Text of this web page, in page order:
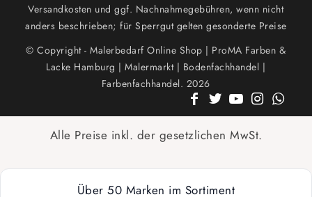
Versandkosten und ggf. Nachnahmegebühren, wenn nicht
anders beschrieben; für Sperrgut gelten gesonderte Preise
© Copyright - Malerbedarf Online Shop | ProMA Farben &
Lacke Hamburg | Malermarkt | Bodenfachhandel |
Farbenfachhandel. 2026
Alle Preise inkl. der gesetzlichen MwSt.
Über 50 Marken im Sortiment